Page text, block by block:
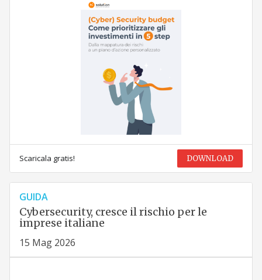
Scaricala gratis! DOWNLOAD
GUIDA
Cybersecurity, cresce il rischio per le
imprese italiane
15 Mag 2026